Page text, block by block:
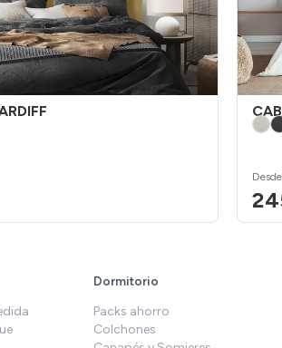
Desde
Dormitorio
Packs ahorro
Colchones